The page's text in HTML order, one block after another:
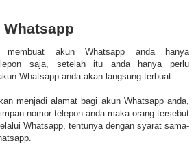
membuat akun Whatsapp anda hanya
saja, setelah itu anda hanya perlu
Whatsapp anda akan langsung terbuat.
menjadi alamat bagi akun Whatsapp anda,
nomor telepon anda maka orang tersebut
Whatsapp, tentunya dengan syarat sama-